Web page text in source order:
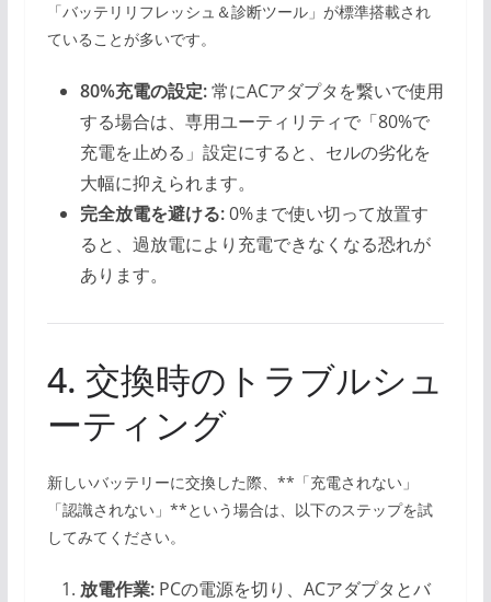
「バッテリリフレッシュ＆診断ツール」が標準搭載され
ていることが多いです。
80%充電の設定:常にACアダプタを繋いで使用
する場合は、専用ユーティリティで「80%で
充電を止める」設定にすると、セルの劣化を
大幅に抑えられます。
完全放電を避ける:0%まで使い切って放置す
ると、過放電により充電できなくなる恐れが
あります。
4. 交換時のトラブルシュ
ーティング
新しいバッテリーに交換した際、**「充電されない」
「認識されない」**という場合は、以下のステップを試
してみてください。
放電作業:PCの電源を切り、ACアダプタとバ